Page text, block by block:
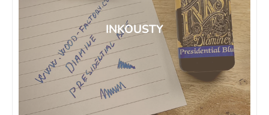
INKOUSTY